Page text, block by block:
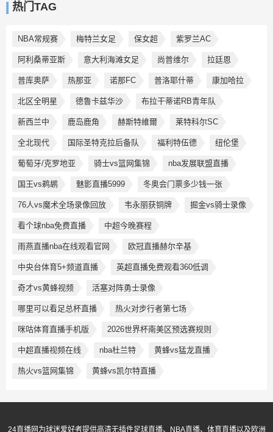
热门TAG
NBA常规赛 梅特兰女足 保女超 紫罗兰AC
阿利桑蒂亚斯 意大利海滩女足 尚普维尔 拉廷恩
普库奥萨 热那亚 诺那FC 普洛耶什蒂 康加哈拉
北区全明星 德鲁卡兹华沙 布拉干蒂诺RB青年队
新西兰中 鹿岛鹿角 赫斯特維爾 莱特科尔SC
全北现代 国际圣特克拉后备队 福利特伍德 纽伦堡
葡萄牙/克罗地亚 骑士vs篮网集锦 nba发展联盟直播
国王vs鹈鹕 魅影直播5999 冬奥会门票多少钱一张
76人vs魔术全场录像回放 韦永丽获铜牌 掘金vs骑士录像
看个球nba免费直播 中超今晚赛程
雨燕直播nba在线观看官网 欧冠直播赫尔辛基
中央台体育5+频道直播 英超直播免费观看360低调
奇才vs黄蜂视频 活塞对阵勇士录像
哪里可以看足总杯直播 热火对步行者第七场
咪咕体育直播手机版 2026世界杯南美区预选赛规则
中超直播视频在线 nba杜兰特 黄蜂vs猛龙直播
热火vs篮网集锦 黄蜂vs凯尔特直播
24直播网为球迷爱好者提供高清无插件足球直播、NBA直播、体育直播以及欧洲